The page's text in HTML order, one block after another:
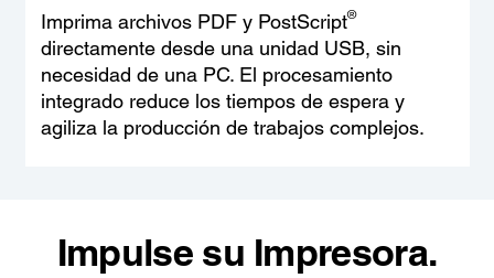
Imprima archivos PDF y PostScript®
directamente desde una unidad USB, sin
necesidad de una PC. El procesamiento
integrado reduce los tiempos de espera y
agiliza la producción de trabajos complejos.
Impulse su Impresora.